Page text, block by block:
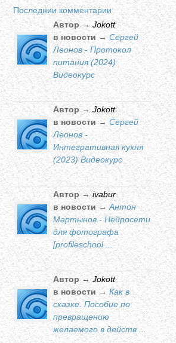
Последнии комментарии
Автор → Jokott
в новости → Сергей
Леонов - Протокол
питания (2024)
Видеокурс
Автор → Jokott
в новости → Сергей
Леонов -
Интегративная кухня
(2023) Видеокурс
Автор → ivabur
в новости → Антон
Мартынов - Нейросети
для фотографа
[profileschool ...
Автор → Jokott
в новости → Как в
сказке. Пособие по
превращению
желаемого в действ ...